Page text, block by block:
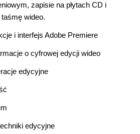
zapisie na płytach CD i
wideo.
i interfejs Adobe Premiere
o cyfrowej edycji wideo
edycyjne
edycyjne